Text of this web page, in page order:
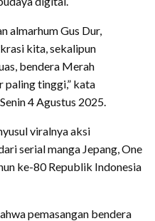
almarhum Gus Dur,
kita, sekalipun
bendera Merah
paling tinggi,” kata
4 Agustus 2025.
viralnya aksi
serial manga Jepang, One
ke-80 Republik Indonesia
pemasangan bendera